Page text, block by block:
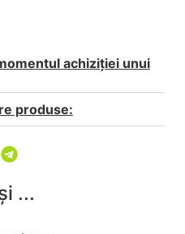
achiziției unui
produse:
...